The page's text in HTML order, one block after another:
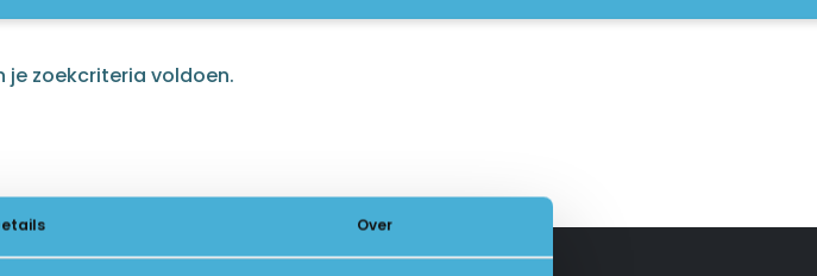
Over
je zoekcriteria voldoen.